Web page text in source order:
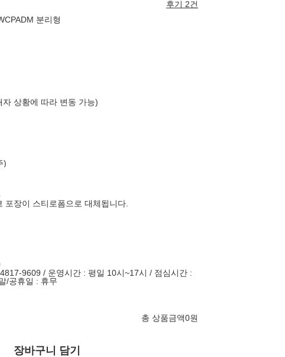
후기 2건
분리형
자 상황에 따라 변동 가능)
)
포장이 스티로폼으로 대체됩니다.
9609 / 운영시간 : 평일 10시~17시 / 점심시간 :
/공휴일 : 휴무
총 상품금액0원
장바구니 담기